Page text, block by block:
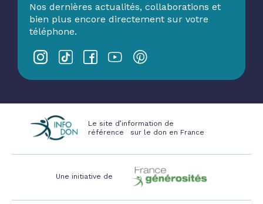
Nos dernières actualités, collaborations et
bien plus encore directement sur votre
téléphone.
Le site d’information de
référence sur le don en France
Une initiative de